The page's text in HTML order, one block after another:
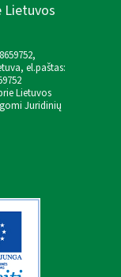
Lietuvos
el.paštas:
Lietuvos
Juridinių